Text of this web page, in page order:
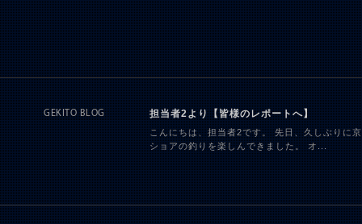
GEKITO BLOG 担当者2より【皆様のレポートへ】
こんにちは、担当者2です。 先日、久しぶりに
ショアの釣りを楽しんできました。 オ...